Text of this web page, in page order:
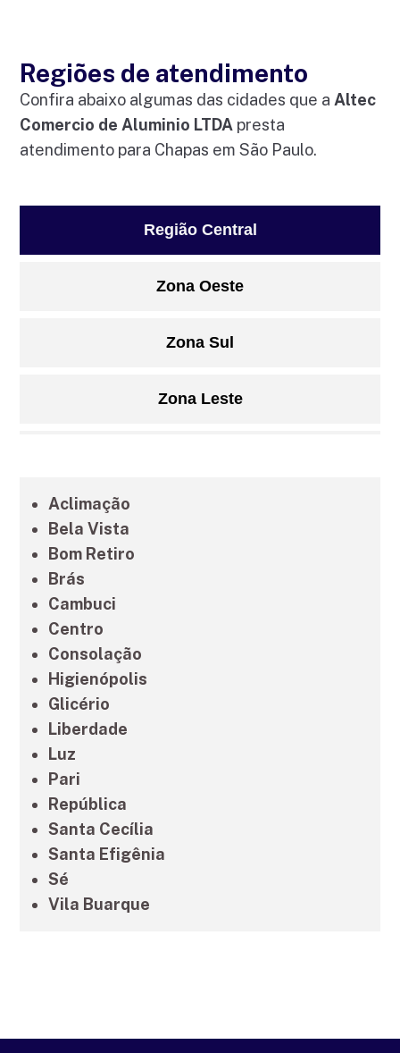
Regiões de atendimento
Confira abaixo algumas das cidades que aAltec
Comercio de Aluminio LTDA presta
atendimento para Chapas em São Paulo.
Região Central
Zona Oeste
Zona Sul
Zona Leste
Litoral de São Paulo
Aclimação
Bela Vista
Bom Retiro
Brás
Cambuci
Centro
Consolação
Higienópolis
Glicério
Liberdade
Luz
Pari
República
Santa Cecília
Santa Efigênia
Sé
Vila Buarque